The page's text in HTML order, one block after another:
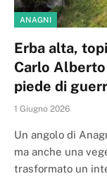
ANAGNI
Erba alta,
Carlo
piede di
1 Giugno 2026
Un angolo di
ma anche una
trasformato un